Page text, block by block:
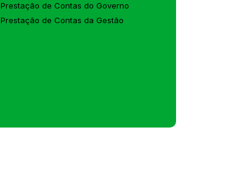
Prestação de Contas do Governo
Prestação de Contas da Gestão